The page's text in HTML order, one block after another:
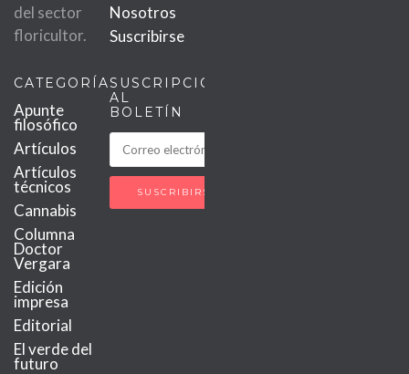
del sector
floricultor.
Nosotros
Suscribirse
CATEGORÍAS
Apunte
filosófico
Artículos
Artículos
técnicos
Cannabis
Columna
Doctor
Vergara
Edición
impresa
Editorial
El verde del
futuro
SUSCRIPCIÓN
AL
BOLETÍN